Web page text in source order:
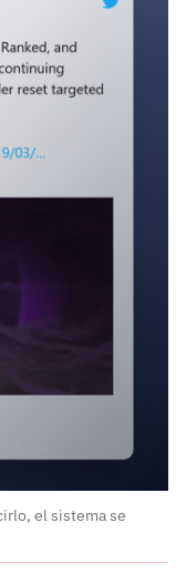
el sistema se